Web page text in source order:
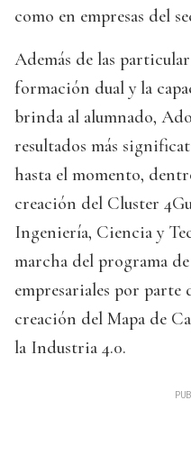
como en empresas del
Además de las
formación dual y la
brinda al alumnado,
resultados más
hasta el momento,
creación del Cluster
Ingeniería, Ciencia y
marcha del programa
empresariales por parte
creación del Mapa de
la Industria 4.0.